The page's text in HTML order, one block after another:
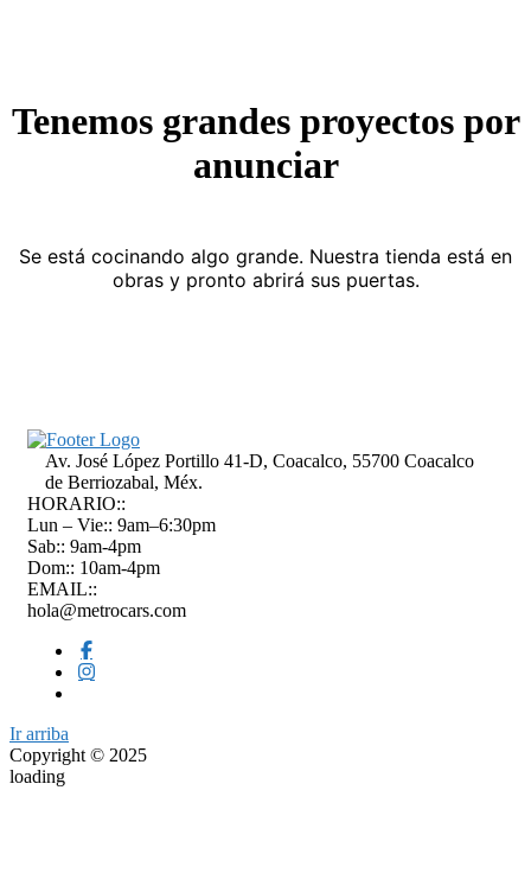
Tenemos grandes proyectos por
anunciar
Se está cocinando algo grande. Nuestra tienda está en
obras y pronto abrirá sus puertas.
Av. José López Portillo 41-D, Coacalco, 55700 Coacalco
de Berriozabal, Méx.
HORARIO::
Lun – Vie:: 9am–6:30pm
Sab:: 9am-4pm
Dom:: 10am-4pm
EMAIL::
hola@metrocars.com
Ir arriba
Copyright © 2025
loading